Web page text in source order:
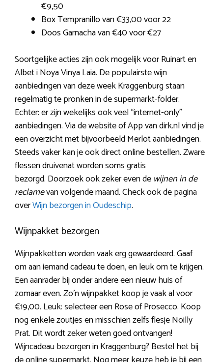
€9,50
Box Tempranillo van €33,00 voor 22
Doos Garnacha van €40 voor €27
Soortgelijke acties zijn ook mogelijk voor Ruinart en
Albet i Noya Vinya Laia. De populairste wijn
aanbiedingen van deze week Kraggenburg staan
regelmatig te pronken in de supermarkt-folder.
Echter: er zijn wekelijks ook veel “internet-only”
aanbiedingen. Via de website of App van dirk.nl vind je
een overzicht met bijvoorbeeld Merlot aanbiedingen.
Steeds vaker kan je ook direct online bestellen. Zware
flessen druivenat worden soms gratis
bezorgd. Doorzoek ook zeker even de wijnen in de
reclamevan volgende maand. Check ook de pagina
overWijn bezorgen in Oudeschip.
Wijnpakket bezorgen
Wijnpakketten worden vaak erg gewaardeerd. Gaaf
om aan iemand cadeau te doen, en leuk om te krijgen.
Een aanrader bij onder andere een nieuw huis of
zomaar even. Zo’n wijnpakket koop je vaak al voor
€19,00. Leuk: selecteer een Rose of Prosecco. Koop
nog enkele zoutjes en misschien zelfs flesje Noilly
Prat. Dit wordt zeker weten goed ontvangen!
Wijncadeau bezorgen in Kraggenburg? Bestel het bij